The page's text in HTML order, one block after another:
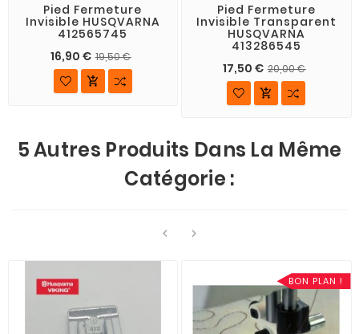
Pied Fermeture
Invisible HUSQVARNA
412565745
16,90 € 19,50 €

Pied Fermeture
Invisible Transparent
HUSQVARNA
413286545
17,50 € 20,00 €

5 Autres Produits Dans La Même
Catégorie :
 
BON PLAN !